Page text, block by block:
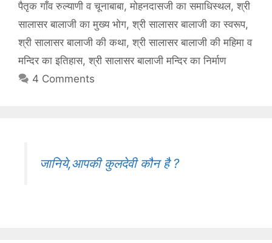
पैतृक गाँव रुल्याणी व चूनाबाबा, मोहनदासजी का समाधिस्थल, श्री
सालासर बालाजी का मुख्य भोग, श्री सालासर बालाजी का स्वरूप,
श्री सालासर बालाजी की कथा, श्री सालासर बालाजी की महिमा व
मन्दिर का इतिहास, श्री सालासर बालाजी मन्दिर का निर्माण
4 Comments
जानिये,आपकी कुलदेवी कौन है ?